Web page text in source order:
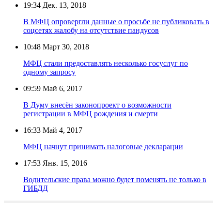
19:34 Дек. 13, 2018
В МФЦ опровергли данные о просьбе не публиковать в
соцсетях жалобу на отсутствие пандусов
10:48 Март 30, 2018
МФЦ стали предоставлять несколько госуслуг по
одному запросу
09:59 Май 6, 2017
В Думу внесён законопроект о возможности
регистрации в МФЦ рождения и смерти
16:33 Май 4, 2017
МФЦ начнут принимать налоговые декларации
17:53 Янв. 15, 2016
Водительские права можно будет поменять не только в
ГИБДД